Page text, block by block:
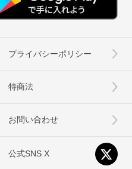
プライバシーポリシー
特商法
お問い合わせ
公式SNS X